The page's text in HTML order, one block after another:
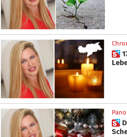
 170 Kerzen – 170
 Die hohe Kunst des